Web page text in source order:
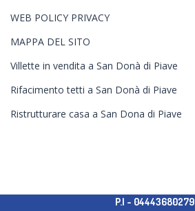
WEB POLICY PRIVACY
MAPPA DEL SITO
Villette in vendita a San Donà di Piave
Rifacimento tetti a San Donà di Piave
Ristrutturare casa a San Dona di Piave
P.I - 04443680279